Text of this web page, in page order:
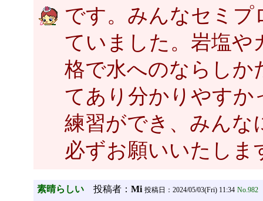
です。みんなセミプ
ていました。岩塩や
格で水へのならしか
てあり分かりやす
練習ができ、みんな
必ずお願いいたしま
素晴らしい投稿者： Mi 投稿日：2024/05/03(Fri) 11:34 No.982